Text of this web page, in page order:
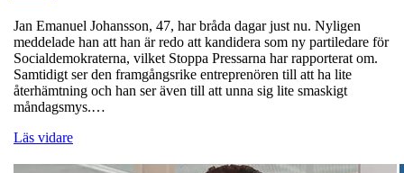
Jan Emanuel Johansson, 47, har bråda dagar just nu. Nyligen
meddelade han att han är redo att kandidera som ny partiledare för
Socialdemokraterna, vilket Stoppa Pressarna har rapporterat om.
Samtidigt ser den framgångsrike entreprenören till att ha lite
återhämtning och han ser även till att unna sig lite smaskigt
måndagsmys.…
Läs vidare